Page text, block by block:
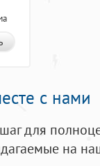
с нами
для
на